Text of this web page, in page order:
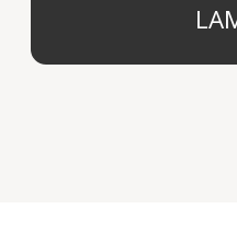
© 2024 Арида Хоум. Все права защищены